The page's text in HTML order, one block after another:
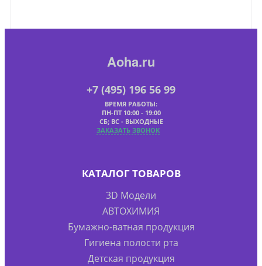
Aoha.ru
+7 (495) 196 56 99
ВРЕМЯ РАБОТЫ:
ПН-ПТ 10:00 - 19:00
СБ; ВС - ВЫХОДНЫЕ
ЗАКАЗАТЬ ЗВОНОК
КАТАЛОГ ТОВАРОВ
3D Модели
АВТОХИМИЯ
Бумажно-ватная продукция
Гигиена полости рта
Детская продукция